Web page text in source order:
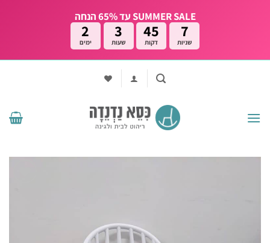
SUMMER SALE עד 65% הנחה
2
ימים
3
שעות
45
דקות
6
שניות